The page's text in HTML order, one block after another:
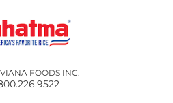
FOODS INC.